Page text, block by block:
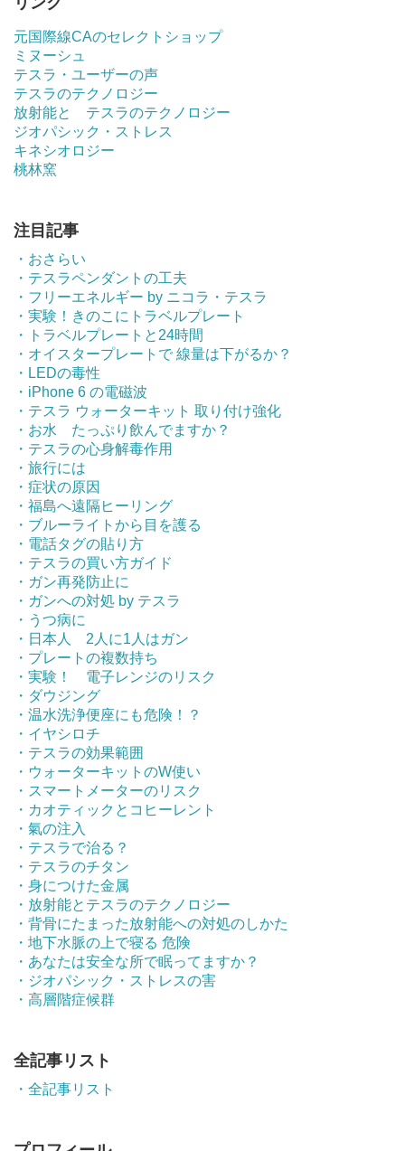
元国際線CAのセレクトショップ
ミヌーシュ
テスラ・ユーザーの声
テスラのテクノロジー
放射能と テスラのテクノロジー
ジオパシック・ストレス
キネシオロジー
桃林窯
注目記事
・おさらい
・テスラペンダントの工夫
・フリーエネルギー by ニコラ・テスラ
・実験！きのこにトラベルプレート
・トラベルプレートと24時間
・オイスタープレートで 線量は下がるか？
・LEDの毒性
・iPhone 6 の電磁波
・テスラ ウォーターキット 取り付け強化
・お水 たっぷり飲んでますか？
・テスラの心身解毒作用
・旅行には
・症状の原因
・福島へ遠隔ヒーリング
・ブルーライトから目を護る
・電話タグの貼り方
・テスラの買い方ガイド
・ガン再発防止に
・ガンへの対処 by テスラ
・うつ病に
・日本人 2人に1人はガン
・プレートの複数持ち
・実験！ 電子レンジのリスク
・ダウジング
・温水洗浄便座にも危険！？
・イヤシロチ
・テスラの効果範囲
・ウォーターキットのW使い
・スマートメーターのリスク
・カオティックとコヒーレント
・氣の注入
・テスラで治る？
・テスラのチタン
・身につけた金属
・放射能とテスラのテクノロジー
・背骨にたまった放射能への対処のしかた
・地下水脈の上で寝る 危険
・あなたは安全な所で眠ってますか？
・ジオパシック・ストレスの害
・高層階症候群
全記事リスト
・全記事リスト